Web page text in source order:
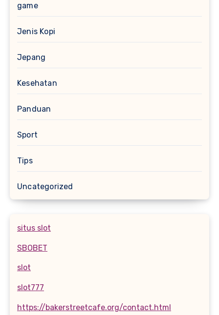
game
Jenis Kopi
Jepang
Kesehatan
Panduan
Sport
Tips
Uncategorized
situs slot
SBOBET
slot
slot777
https://bakerstreetcafe.org/contact.html